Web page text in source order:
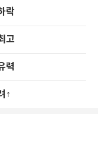
락
고
력
↑